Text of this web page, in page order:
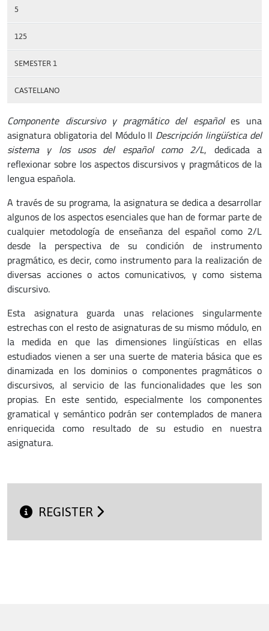
5
125
SEMESTER 1
CASTELLANO
Componente discursivo y pragmático del españoles una
asignatura obligatoria del Módulo II Descripción lingüística del
sistema y los usos del español como 2/L, dedicada a
reflexionar sobre los aspectos discursivos y pragmáticos de la
lengua española.
A través de su programa, la asignatura se dedica a desarrollar
algunos de los aspectos esenciales que han de formar parte de
cualquier metodología de enseñanza del español como 2/L
desde la perspectiva de su condición de instrumento
pragmático, es decir, como instrumento para la realización de
diversas acciones o actos comunicativos, y como sistema
discursivo.
Esta asignatura guarda unas relaciones singularmente
estrechas con el resto de asignaturas de su mismo módulo, en
la medida en que las dimensiones lingüísticas en ellas
estudiados vienen a ser una suerte de materia básica que es
dinamizada en los dominios o componentes pragmáticos o
discursivos, al servicio de las funcionalidades que les son
propias. En este sentido, especialmente los componentes
gramatical y semántico podrán ser contemplados de manera
enriquecida como resultado de su estudio en nuestra
asignatura.
REGISTER